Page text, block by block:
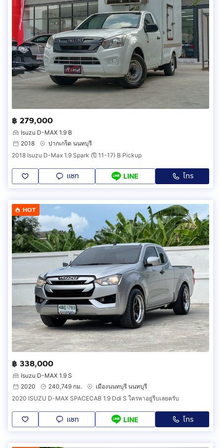
฿ 279,000
Isuzu D-MAX 1.9 B
2018
ปากเกร็ด นนทบุรี
2018 Isuzu D-Max 1.9 Spark (ปี 11-17) B Pickup
แชท LINE โทร
HOT
฿ 338,000
Isuzu D-MAX 1.9 S
2020
240,749 กม.
เมืองนนทบุรี นนทบุรี
2020 ISUZU D-MAX SPACECAB 1.9 Ddi S ใครหาอยู่รีบเลยครับ
แชท LINE โทร